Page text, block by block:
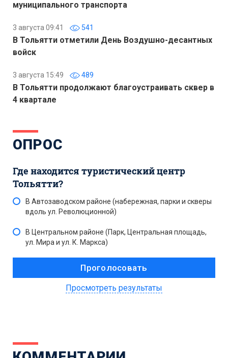
муниципального транспорта
3 августа 09:41 541
В Тольятти отметили День Воздушно-десантных
войск
3 августа 15:49 489
В Тольятти продолжают благоустраивать сквер в
4 квартале
ОПРОС
Где находится туристический центр
Тольятти?
В Автозаводском районе (набережная, парки и скверы
вдоль ул. Революционной)
В Центральном районе (Парк, Центральная площадь,
ул. Мира и ул. К. Маркса)
Просмотреть результаты